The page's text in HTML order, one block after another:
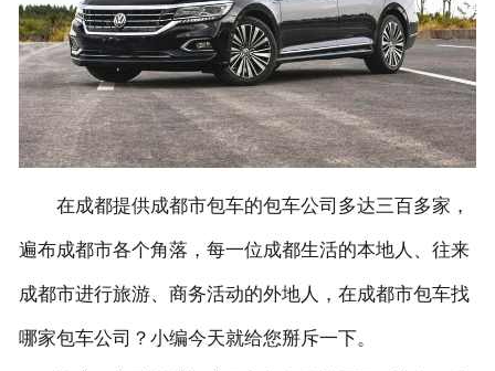
联系我们
在成都提供成都市包车的包车公司多达三百多家，
遍布成都市各个角落，每一位成都生活的本地人、往来
成都市进行旅游、商务活动的外地人，在成都市包车找
哪家包车公司？小编今天就给您掰斥一下。